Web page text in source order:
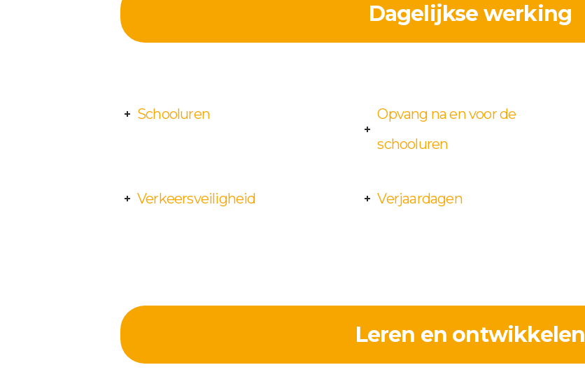
Dagelijkse werking
Schooluren
Opvang na en voor de
schooluren
Verkeersveiligheid Verjaardagen
Leren en ontwikkelen